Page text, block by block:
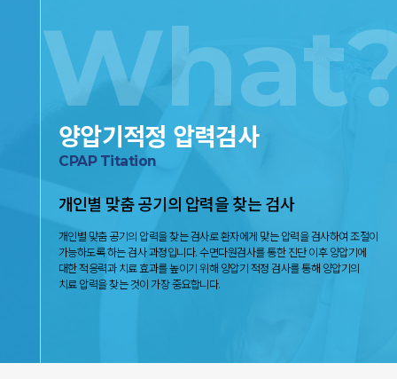
양압기적정 압력검사
CPAP Titation
개인별 맞춤 공기의 압력을 찾는 검사
개인별 맞춤 공기의 압력을 찾는 검사로 환자에게 맞는 압력을 검사하여 조절이
가능하도록 하는 검사 과정입니다. 수면다원검사를 통한 진단 이후 양압기에
대한 적응력과 치료 효과를 높이기 위해 양압기 적정 검사를 통해 양압기의
치료 압력을 찾는 것이 가장 중요합니다.